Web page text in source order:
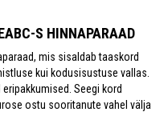
S HINNAPARAAD
mis sisaldab taaskord
kui kodusisustuse vallas.
Seegi kord
ostu sooritanute vahel välja